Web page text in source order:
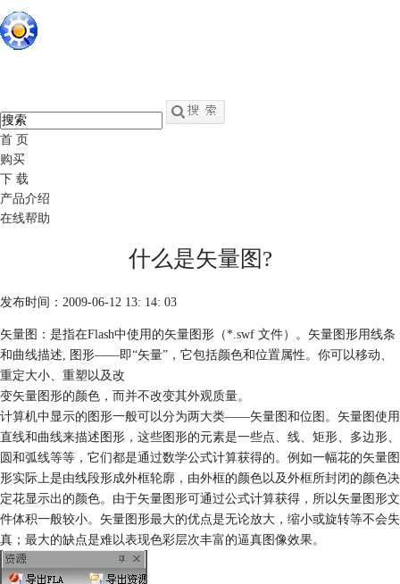
首 页
购买
下 载
产品介绍
在线帮助
什么是矢量图?
发布时间：2009-06-12 13: 14: 03
矢量图：是指在Flash中使用的矢量图形（*.swf 文件）。矢量图形用线条
和曲线描述, 图形——即“矢量”，它包括颜色和位置属性。你可以移动、
重定大小、重塑以及改
变矢量图形的颜色，而并不改变其外观质量。
计算机中显示的图形一般可以分为两大类——矢量图和位图。矢量图使用
直线和曲线来描述图形，这些图形的元素是一些点、线、矩形、多边形、
圆和弧线等等，它们都是通过数学公式计算获得的。例如一幅花的矢量图
形实际上是由线段形成外框轮廓，由外框的颜色以及外框所封闭的颜色决
定花显示出的颜色。由于矢量图形可通过公式计算获得，所以矢量图形文
件体积一般较小。矢量图形最大的优点是无论放大，缩小或旋转等不会失
真；最大的缺点是难以表现色彩层次丰富的逼真图像效果。